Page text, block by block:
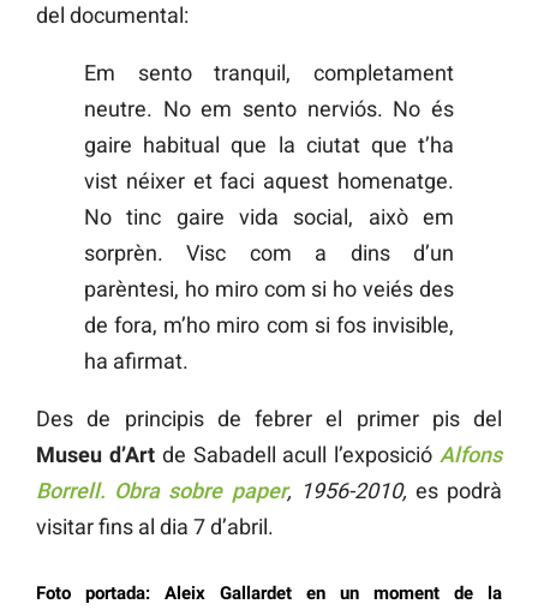
del documental:
Em sento tranquil, completament
neutre. No em sento nerviós. No és
gaire habitual que la ciutat que t’ha
vist néixer et faci aquest homenatge.
No tinc gaire vida social, això em
sorprèn. Visc com a dins d’un
parèntesi, ho miro com si ho veiés des
de fora, m’ho miro com si fos invisible,
ha afirmat.
Des de principis de febrer el primer pis del
Museu d’Artde Sabadell acull l’exposició Alfons
Borrell. Obra sobre paper, 1956-2010, es podrà
visitar fins al dia 7 d’abril.
Foto portada: Aleix Gallardet en un moment de la